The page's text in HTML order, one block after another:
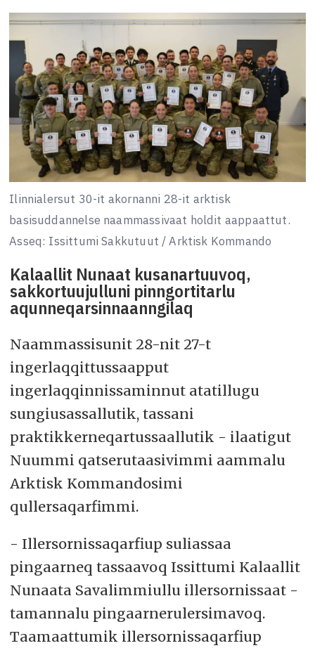
Ilinnialersut 30-it akornanni 28-it arktisk
basisuddannelse naammassivaat holdit aappaattut.
Asseq: Issittumi Sakkutuut / Arktisk Kommando
Kalaallit Nunaat kusanartuuvoq,
sakkortuujulluni pinngortitarlu
aqunneqarsinnaanngilaq
Naammassisunit 28-nit 27-t
ingerlaqqittussaapput
ingerlaqqinnissaminnut atatillugu
sungiusassallutik, tassani
praktikkerneqartussaallutik - ilaatigut
Nuummi qatserutaasivimmi aammalu
Arktisk Kommandosimi
qullersaqarfimmi.
- Illersornissaqarfiup suliassaa
pingaarneq tassaavoq Issittumi Kalaallit
Nunaata Savalimmiullu illersornissaat -
tamannalu pingaarnerulersimavoq.
Taamaattumik illersornissaqarfiup